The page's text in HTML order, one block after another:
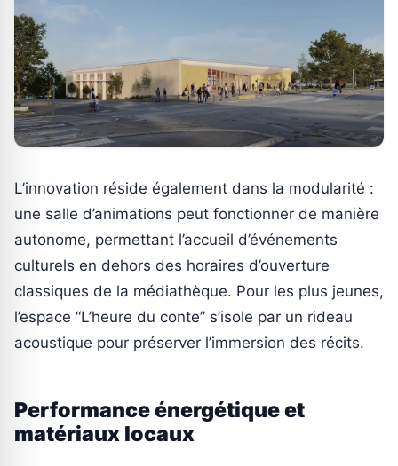
L’innovation réside également dans la modularité :
une salle d’animations peut fonctionner de manière
autonome, permettant l’accueil d’événements
culturels en dehors des horaires d’ouverture
classiques de la médiathèque. Pour les plus jeunes,
l’espace “L’heure du conte” s’isole par un rideau
acoustique pour préserver l’immersion des récits.
Performance énergétique et
matériaux locaux